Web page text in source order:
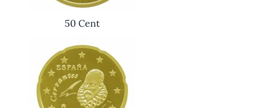
50 Cent